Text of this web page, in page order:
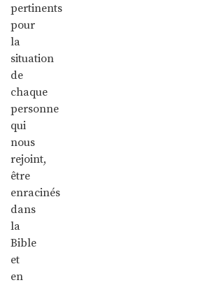
pertinents
pour
la
situation
de
chaque
personne
qui
nous
rejoint,
être
enracinés
dans
la
Bible
et
en